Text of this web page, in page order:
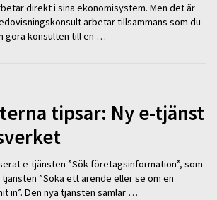
direkt i sina ekonomisystem. Men det är
arbetar tillsammans som du
göra konsulten till en …
tipsar: Ny e-tjänst
e-tjänsten ”Sök företagsinformation”, som
”Söka ett ärende eller se om en
in”. Den nya tjänsten samlar …